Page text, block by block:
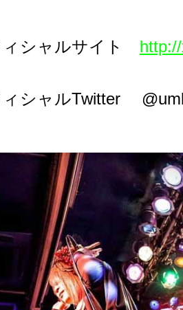
ィシャルサイト
シャルTwitter